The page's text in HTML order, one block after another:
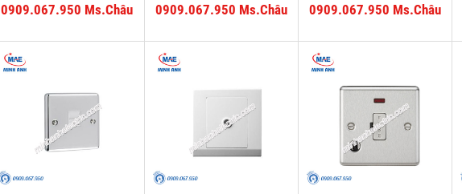
0909.067.950 Ms.Châu 0909.067.950 Ms.Châu 0909.067.950 Ms.Châu